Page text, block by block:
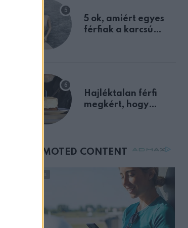
5 ok, amiért egyes
férfiak a karcsú
Hajléktalan férfi
megkért, hogy
mellettem ült az első